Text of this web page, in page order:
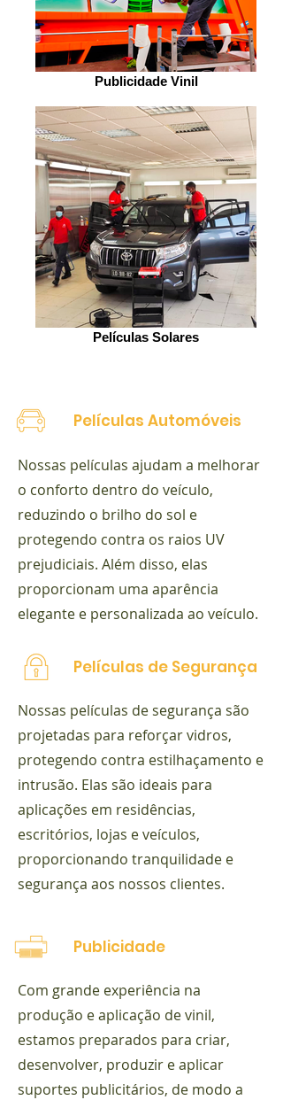
Publicidade Vinil
Películas Solares
Películas Automóveis
Nossas películas ajudam a melhorar
o conforto dentro do veículo,
reduzindo o brilho do sol e
protegendo contra os raios UV
prejudiciais. Além disso, elas
proporcionam uma aparência
elegante e personalizada ao veículo.
Películas de Segurança
Nossas películas de segurança são
projetadas para reforçar vidros,
protegendo contra estilhaçamento e
intrusão. Elas são ideais para
aplicações em residências,
escritórios, lojas e veículos,
proporcionando tranquilidade e
segurança aos nossos clientes.
Publicidade
Com grande experiência na
produção e aplicação de vinil,
estamos preparados para criar,
desenvolver, produzir e aplicar
suportes publicitários, de modo a